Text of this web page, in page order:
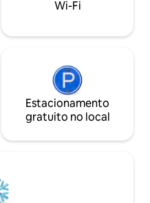
energia
etc. *CHUVEIRO
Wi-Fi
Estacionamento
gratuito no local